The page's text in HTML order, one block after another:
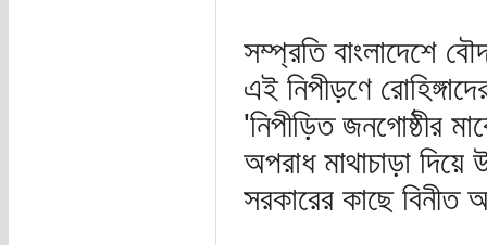
সম্প্রতি বাংলাদেশে
এই নিপীড়ণে
'নিপীড়িত জনগোষ্ঠীর
অপরাধ মাথাচাড়া
সরকারের কাছে বিনীত